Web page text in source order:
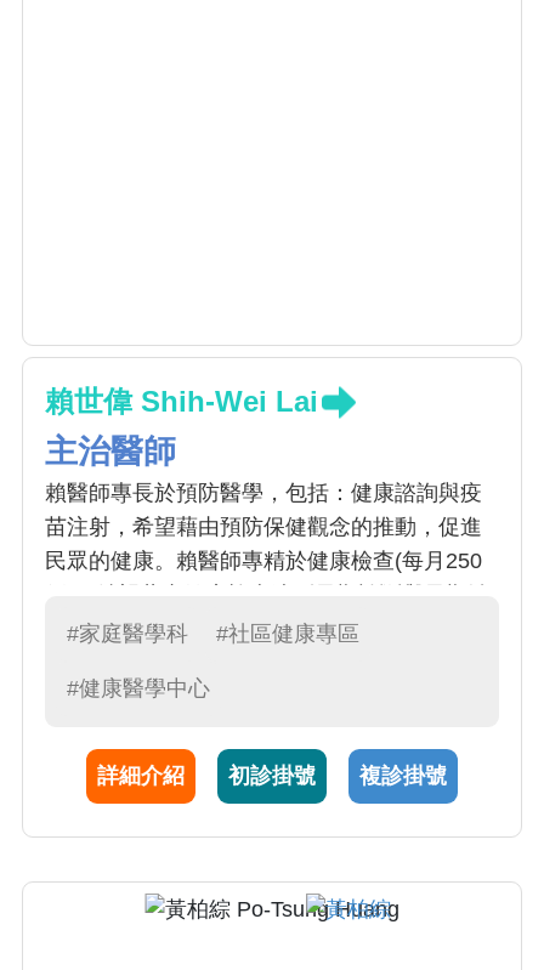
賴世偉 Shih-Wei Lai
主治醫師
賴醫師專長於預防醫學，包括：健康諮詢與疫
苗注射，希望藉由預防保健觀念的推動，促進
民眾的健康。賴醫師專精於健康檢查(每月250
療的目的。
#家庭醫學科 #社區健康專區
#健康醫學中心
詳細介紹 初診掛號 複診掛號